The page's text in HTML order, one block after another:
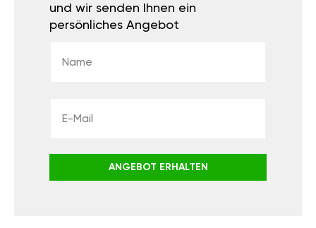
FÜR
CHIPTUNING
persönliches Angebot